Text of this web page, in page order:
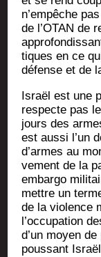
n’empêche
de l’O­TAN de
tiques en ce
défense et de
Israël est une
res­pecte pas
jours des
est aus­si l’un
d’armes au
ve­ment de la
embar­go
mettre un
de la vio­lence
l’oc­cu­pa­tion
d’un moyen
pous­sant